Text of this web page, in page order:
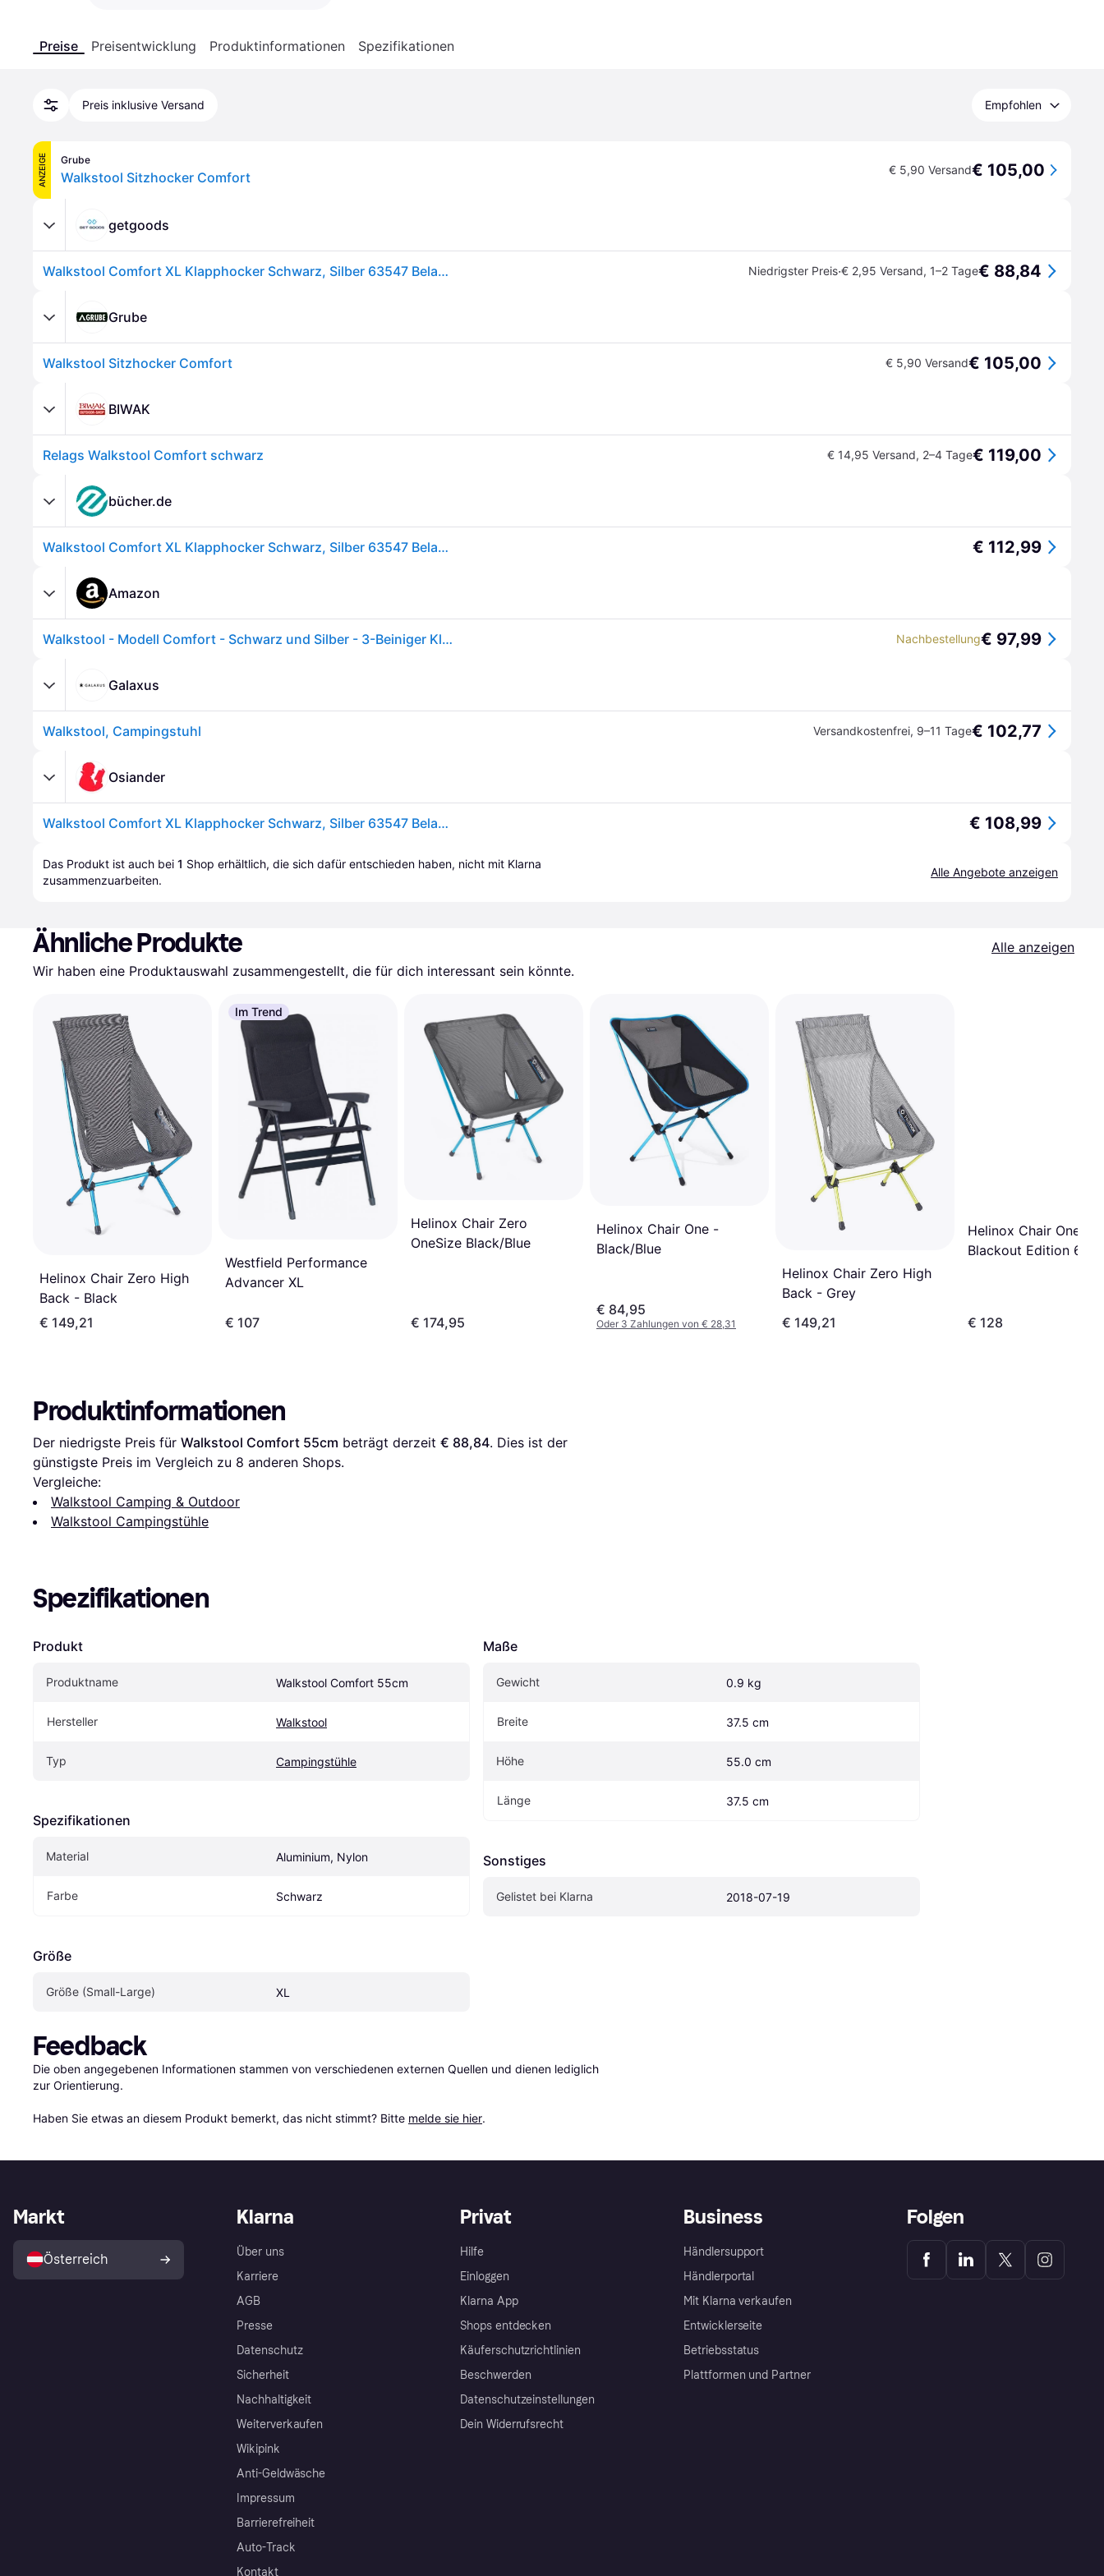
Preise Preisentwicklung Produktinformationen Spezifikationen
Preis inklusive Versand Empfohlen
ANZEIGE Grube
Walkstool Sitzhocker Comfort € 5,90 Versand€ 105,00
getgoods
Walkstool Comfort XL Klapphocker Schwarz, Silber 63547 Belastbarkeit (Gewicht) (max.) 225 kg Niedrigster Preis·€ 2,95 Versand, 1–2 Tage€ 88,84
Grube
Walkstool Sitzhocker Comfort € 5,90 Versand€ 105,00
BIWAK
Relags Walkstool Comfort schwarz € 14,95 Versand, 2–4 Tage€ 119,00
bücher.de
Walkstool Comfort XL Klapphocker Schwarz, Silber 63547 Belastbarkeit (Gewicht) (max.) 225 kg - Schwarz/Silber € 112,99
Amazon
Walkstool - Modell Comfort - Schwarz und Silber - 3-Beiniger Klapphocker aus Aluminium - Sitzhöhe 55 cm - Klapphocker Faltbar, Belastbar mit 225 kg - Hergestellt in Schweden Nachbestellung€ 97,99
Galaxus
Walkstool, Campingstuhl Versandkostenfrei, 9–11 Tage€ 102,77
Osiander
Walkstool Comfort XL Klapphocker Schwarz, Silber 63547 Belastbarkeit (Gewicht) (max.) 225 kg - Schwarz/Silber € 108,99
Das Produkt ist auch bei 1 Shop erhältlich, die sich dafür entschieden haben, nicht mit Klarna
zusammenzuarbeiten.
Alle Angebote anzeigen
Ähnliche Produkte
Alle anzeigen
Wir haben eine Produktauswahl zusammengestellt, die für dich interessant sein könnte.
Helinox Chair Zero High
Back - Black
€ 149,21
Im Trend
Westfield Performance
Advancer XL
€ 107
Helinox Chair Zero
OneSize Black/Blue
€ 174,95
Helinox Chair One -
Black/Blue
€ 84,95
Oder 3 Zahlungen von € 28,31
Helinox Chair Zero High
Back - Grey
€ 149,21
Helinox Chair One XL
Blackout Edition 68
€ 128
Produktinformationen
Der niedrigste Preis für Walkstool Comfort 55cm beträgt derzeit € 88,84. Dies ist der
günstigste Preis im Vergleich zu 8 anderen Shops.
Vergleiche:
Walkstool Camping & Outdoor
Walkstool Campingstühle
Spezifikationen
Produkt
Produktname Walkstool Comfort 55cm
Hersteller Walkstool
Typ Campingstühle
Spezifikationen
Material Aluminium, Nylon
Farbe Schwarz
Größe
Größe (Small-Large) XL
Maße
Gewicht 0.9 kg
Breite 37.5 cm
Höhe 55.0 cm
Länge 37.5 cm
Sonstiges
Gelistet bei Klarna 2018-07-19
Feedback
Die oben angegebenen Informationen stammen von verschiedenen externen Quellen und dienen lediglich
zur Orientierung.
Haben Sie etwas an diesem Produkt bemerkt, das nicht stimmt? Bitte melde sie hier.
Klarna
Über uns
Karriere
AGB
Presse
Datenschutz
Sicherheit
Nachhaltigkeit
Weiterverkaufen
Wikipink
Anti-Geldwäsche
Impressum
Barrierefreiheit
Auto-Track
Kontakt
Privat
Hilfe
Einloggen
Klarna App
Shops entdecken
Käuferschutzrichtlinien
Beschwerden
Datenschutzeinstellungen
Dein Widerrufsrecht
Business
Händlersupport
Händlerportal
Mit Klarna verkaufen
Entwicklerseite
Betriebsstatus
Plattformen und Partner
Markt
Österreich
Folgen